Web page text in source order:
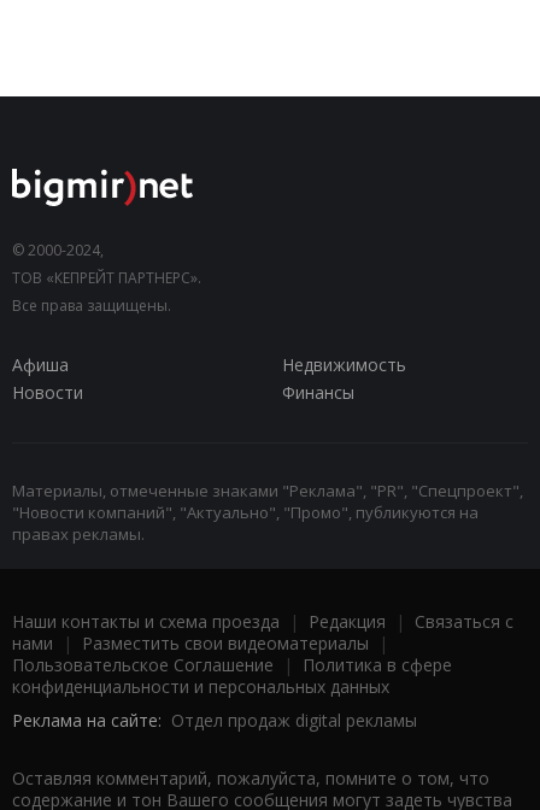
© 2000-2024,
ТОВ «КЕПРЕЙТ ПАРТНЕРС».
Все права защищены.
Афиша
Недвижимость
Новости
Финансы
Материалы, отмеченные знаками "Реклама", "PR", "Спецпроект",
"Новости компаний", "Актуально", "Промо", публикуются на
правах рекламы.
Наши контакты и схема проезда | Редакция | Связаться с
нами | Разместить свои видеоматериалы |
Пользовательское Соглашение |
Политика в сфере
конфиденциальности и персональных данных
Реклама на сайте: Отдел продаж digital рекламы
Оставляя комментарий, пожалуйста, помните о том, что
содержание и тон Вашего сообщения могут задеть чувства